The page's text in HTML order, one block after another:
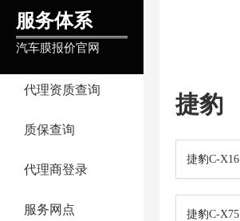
服务体系
汽车膜报价官网
代理资质查询
质保查询
代理商登录
服务网点
捷豹
捷豹C-X16
捷豹C-X75